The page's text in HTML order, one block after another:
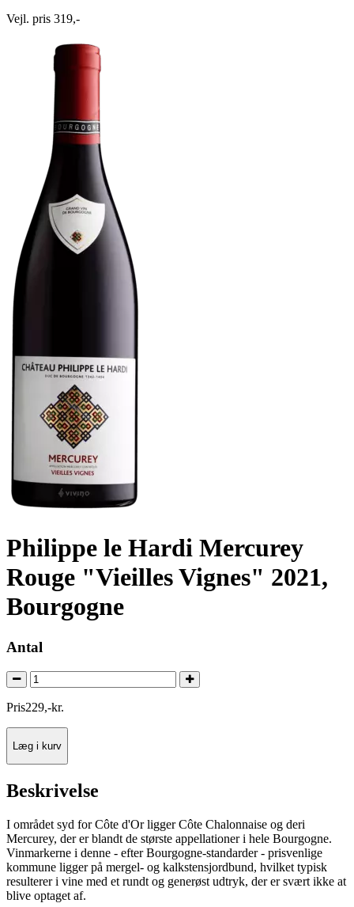
Vejl. pris 319,-
Philippe le Hardi Mercurey
Rouge "Vieilles Vignes" 2021,
Bourgogne
Antal
Pris229,-kr.
Læg i kurv
Beskrivelse
I området syd for Côte d'Or ligger Côte Chalonnaise og deri
Mercurey, der er blandt de største appellationer i hele Bourgogne.
Vinmarkerne i denne - efter Bourgogne-standarder - prisvenlige
kommune ligger på mergel- og kalkstensjordbund, hvilket typisk
resulterer i vine med et rundt og generøst udtryk, der er svært ikke at
blive optaget af.